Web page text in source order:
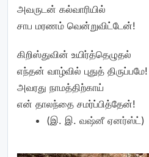
அவருடன் கல்வாரியில்
சாப மரணம் வென்றுவிட்டேன்!
கிறிஸ்துவின் உயிர்த்தெழுதல்
எந்தன் வாழ்வில் புதுத் திருப்பமே!
அவரது நாமத்திற்காய்
என் தாலந்தை சமர்ப்பித்தேன்!
(இ. இ. வஷ்னீ ஏனர்ஸ்ட்)